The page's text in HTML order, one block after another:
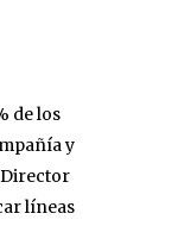
de los
y
líneas